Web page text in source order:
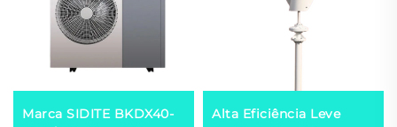
Marca SIDITE BKDX40-
Alta Eficiência Leve